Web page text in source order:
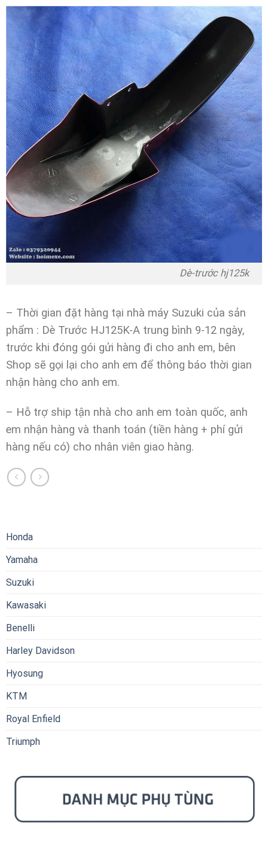
Dè-trước hj125k
– Thời gian đặt hàng tại nhà máy Suzuki của sản
phẩm : Dè Trước HJ125K-A trung bình 9-12 ngày,
trước khi đóng gói gửi hàng đi cho anh em, bên
Shop sẽ gọi lại cho anh em để thông báo thời gian
nhận hàng cho anh em.
– Hỗ trợ ship tận nhà cho anh em toàn quốc, anh
em nhận hàng và thanh toán (tiền hàng + phí gửi
hàng nếu có) cho nhân viên giao hàng.
Honda
Yamaha
Suzuki
Kawasaki
Benelli
Harley Davidson
Hyosung
KTM
Royal Enfield
Triumph